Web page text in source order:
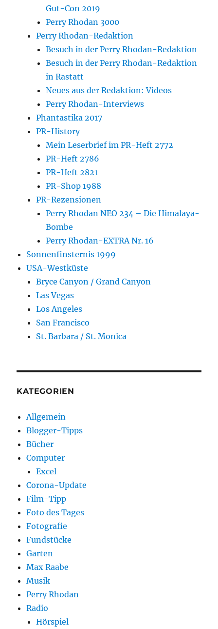
Gut-Con 2019
Perry Rhodan 3000
Perry Rhodan-Redaktion
Besuch in der Perry Rhodan-Redaktion
Besuch in der Perry Rhodan-Redaktion
in Rastatt
Neues aus der Redaktion: Videos
Perry Rhodan-Interviews
Phantastika 2017
PR-History
Mein Leserbrief im PR-Heft 2772
PR-Heft 2786
PR-Heft 2821
PR-Shop 1988
PR-Rezensionen
Perry Rhodan NEO 234 – Die Himalaya-
Bombe
Perry Rhodan-EXTRA Nr. 16
Sonnenfinsternis 1999
USA-Westküste
Bryce Canyon / Grand Canyon
Las Vegas
Los Angeles
San Francisco
St. Barbara / St. Monica
KATEGORIEN
Allgemein
Blogger-Tipps
Bücher
Computer
Excel
Corona-Update
Film-Tipp
Foto des Tages
Fotografie
Fundstücke
Garten
Max Raabe
Musik
Perry Rhodan
Radio
Hörspiel